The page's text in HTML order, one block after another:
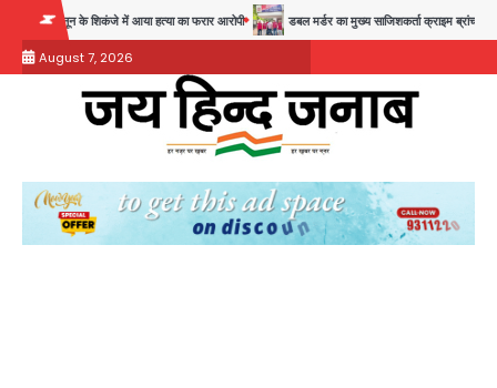
content
के शिकंजे में आया हत्या का फरार आरोपी डबल मर्डर का मुख्य साजिशकर्ता क्राइम ब्रांच के हत्थे
August 7, 2026